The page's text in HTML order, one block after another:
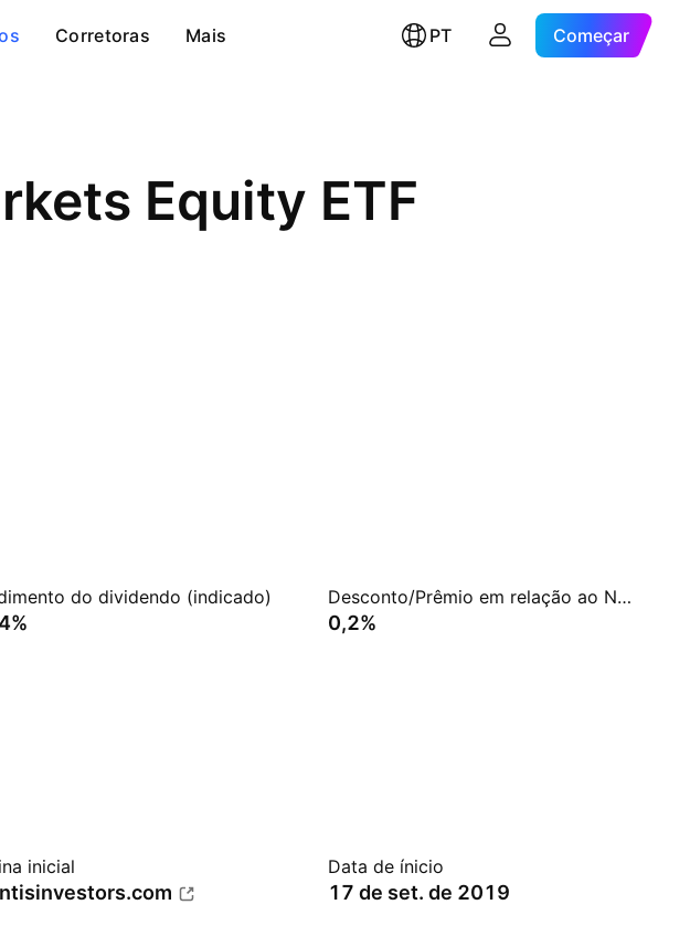
Corretoras Mais PT Começar
Equity ETF
do dividendo (indicado) Desconto/Prêmio em relação ao NAV
0,2%
inicial Data de ínicio
17 de set. de 2019